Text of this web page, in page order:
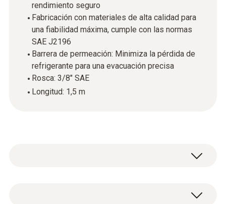
rendimiento seguro
Fabricación con materiales de alta calidad para
una fiabilidad máxima, cumple con las normas
SAE J2196
Barrera de permeación: Minimiza la pérdida de
refrigerante para una evacuación precisa
Rosca: 3/8" SAE
Longitud: 1,5 m